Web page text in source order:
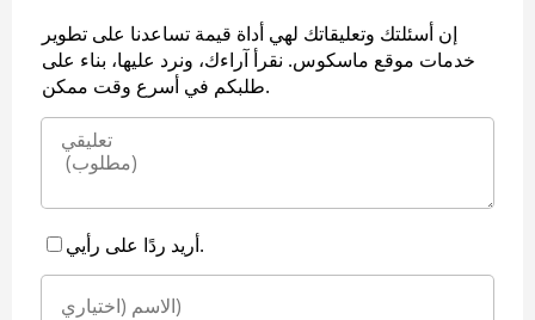
إن أسئلتك وتعليقاتك لهي أداة قيمة تساعدنا على تطوير
خدمات موقع ماسكوس. نقرأ آراءك، ونرد عليها، بناء على
طلبكم في أسرع وقت ممكن.
أريد ردًا على رأيي.